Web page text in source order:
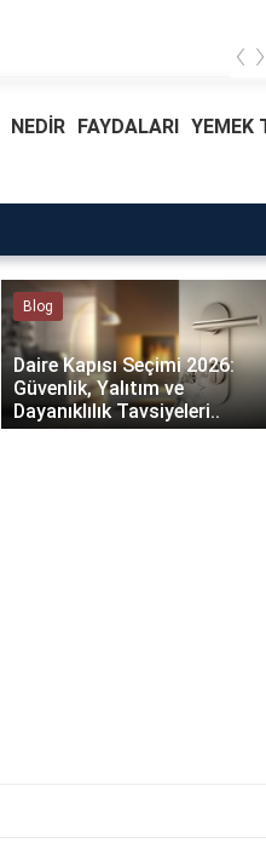
‹ ›
NEDİR FAYDALARI YEMEK
Blog
Daire Kapısı Seçimi 2026:
Güvenlik, Yalıtım ve
Dayanıklılık Tavsiyeleri..